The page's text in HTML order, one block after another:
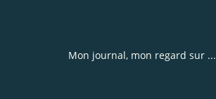
Mon journal, mon regard sur ...